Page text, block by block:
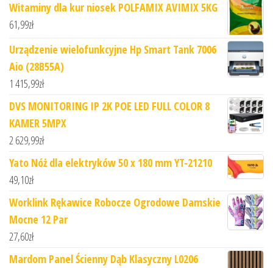
Witaminy dla kur niosek POLFAMIX AVIMIX 5KG
61,99zł
Urządzenie wielofunkcyjne Hp Smart Tank 7006
Aio (28B55A)
1 415,99zł
DVS MONITORING IP 2K POE LED FULL COLOR 8
KAMER 5MPX
2 629,99zł
Yato Nóż dla elektryków 50 x 180 mm YT-21210
49,10zł
Worklink Rękawice Robocze Ogrodowe Damskie
Mocne 12 Par
27,60zł
Mardom Panel Ścienny Dąb Klasyczny L0206